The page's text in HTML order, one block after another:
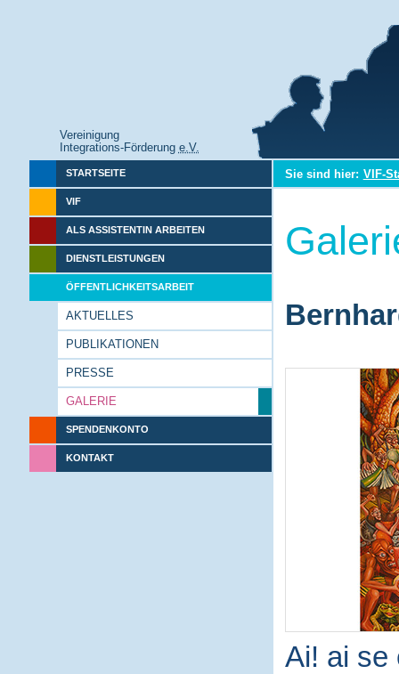
Vereinigung
Integrations-Förderung e.V.
STARTSEITE
VIF
ALS ASSISTENTIN ARBEITEN
DIENSTLEISTUNGEN
ÖFFENTLICHKEITSARBEIT
AKTUELLES
PUBLIKATIONEN
PRESSE
GALERIE
SPENDENKONTO
KONTAKT
Sie sind hier: VIF-
Ai! ai se